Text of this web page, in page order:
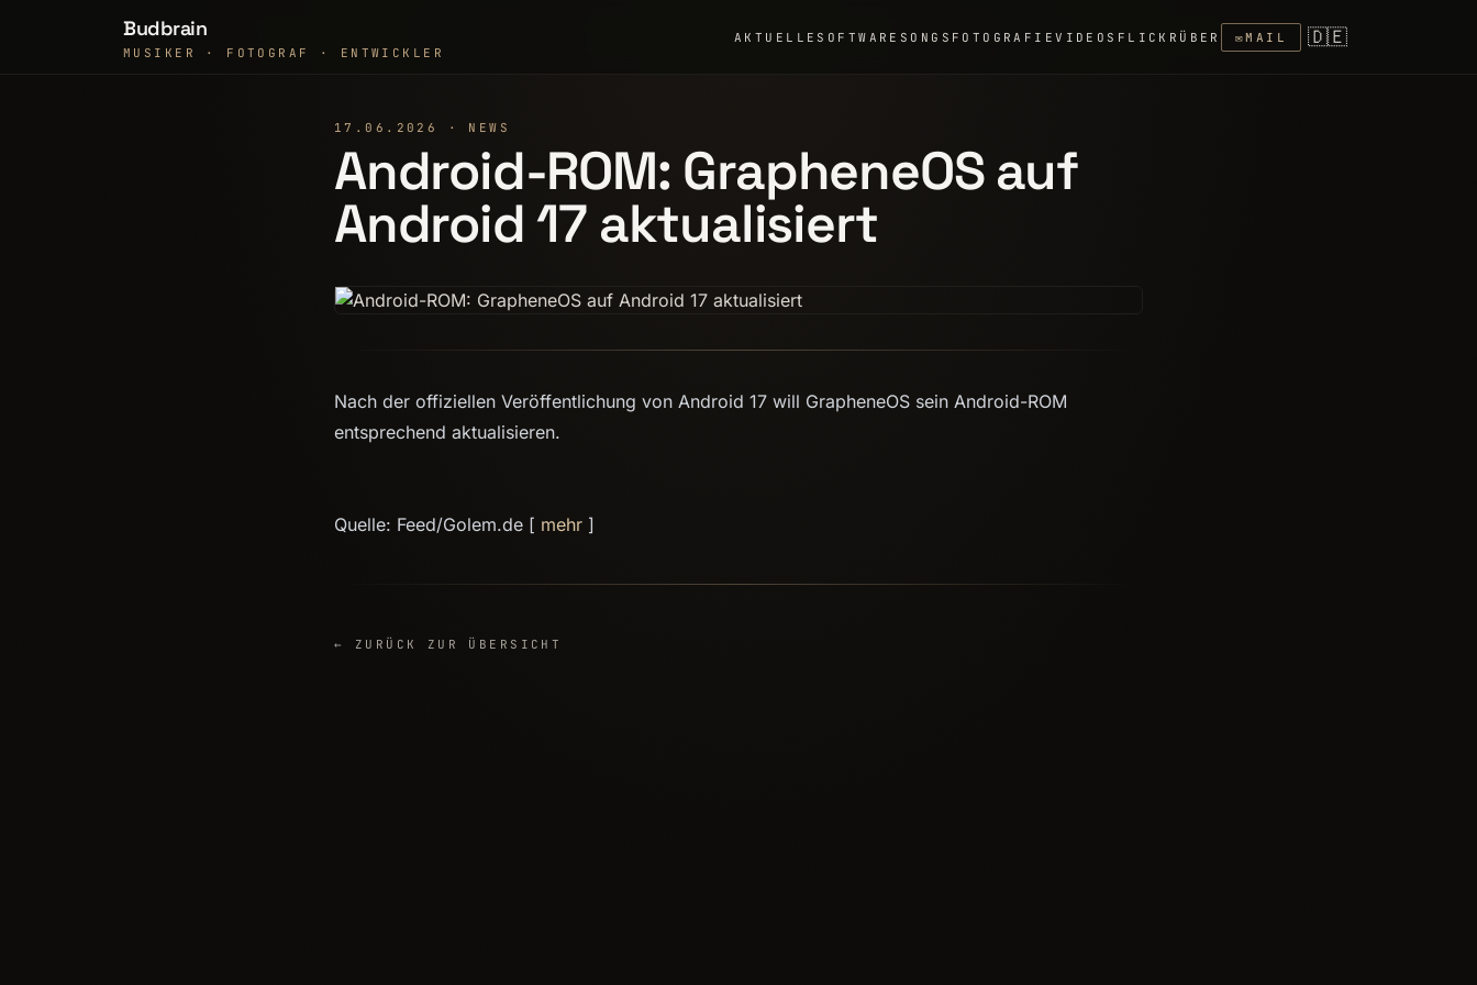
Budbrain
MUSIKER · FOTOGRAF · ENTWICKLER
AKTUELLE SOFTWARE SONGS FOTOGRAFIEVIDEOS FLICKR ÜBER ✉MAIL 🇩🇪
17.06.2026 · NEWS
Android-ROM: GrapheneOS auf
Android 17 aktualisiert
Nach der offiziellen Veröffentlichung von Android 17 will GrapheneOS sein Android-ROM
entsprechend aktualisieren.
Quelle: Feed/Golem.de [ mehr ]
← ZURÜCK ZUR ÜBERSICHT